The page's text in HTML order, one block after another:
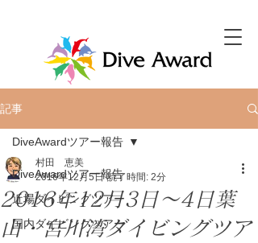
記事
DiveAwardツアー報告
近場ダイビングツアー
国内ダイビングツアー
DiveAwardツアー報告
2016年12月3日～4日葉
山・宮川湾ダイビングツア
村田 恵美
2016年12月5日 読了時間: 2分